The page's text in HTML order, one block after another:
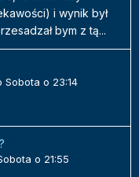
i wynik był
bym z tą...
Sobota o 23:14
o 21:55